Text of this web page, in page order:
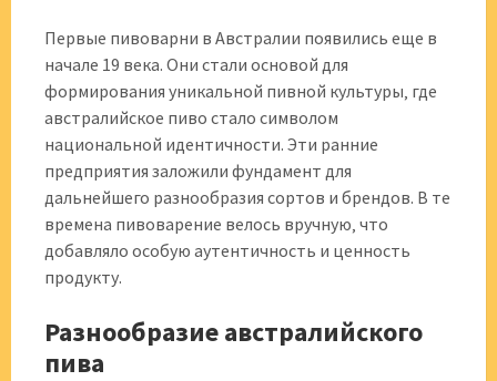
Первые пивоварни в Австралии появились еще в
начале 19 века. Они стали основой для
формирования уникальной пивной культуры‚ где
австралийское пиво стало символом
национальной идентичности. Эти ранние
предприятия заложили фундамент для
дальнейшего разнообразия сортов и брендов. В те
времена пивоварение велось вручную‚ что
добавляло особую аутентичность и ценность
продукту.
Разнообразие австралийского
пива